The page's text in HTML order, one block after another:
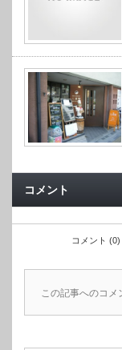
コメント
コメント (0)
この記事へのコメ